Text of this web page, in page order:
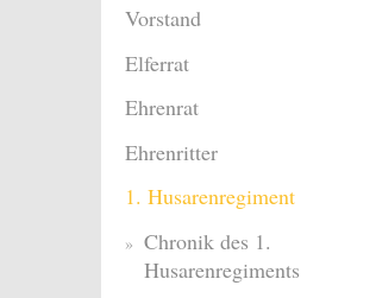
Vorstand
Elferrat
Ehrenrat
Ehrenritter
1. Husarenregiment
Chronik des 1.
Husarenregiments